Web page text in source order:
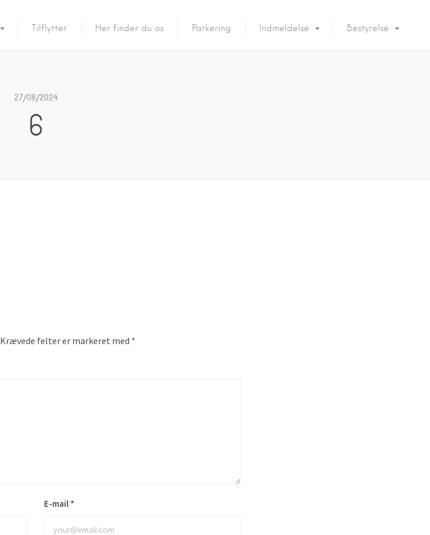
Tilflytter Her finder du os Parkering Indmeldelse Bestyrelse
27/08/2024
6
Krævede felter er markeret med *
E-mail *